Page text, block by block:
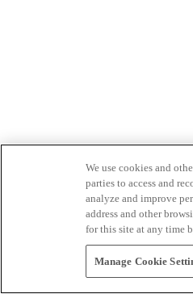
We use cookies and
parties to access and
analyze and improve
address and other
for this site at any time
Manage Cookie